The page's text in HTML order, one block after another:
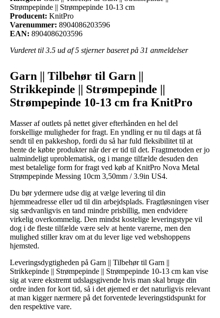
Strømpepinde || Strømpepinde 10-13 cm
Producent: KnitPro
Varenummer: 8904086203596
EAN: 8904086203596
Vurderet til 3.5 ud af 5 stjerner baseret på 31 anmeldelser
Garn || Tilbehør til Garn ||
Strikkepinde || Strømpepinde ||
Strømpepinde 10-13 cm fra KnitPro
Masser af outlets på nettet giver efterhånden en hel del
forskellige muligheder for fragt. En yndling er nu til dags at få
sendt til en pakkeshop, fordi du så har fuld fleksibilitet til at
hente de købte produkter når der er tid til det. Fragtmetoden er jo
ualmindeligt uproblematisk, og i mange tilfælde desuden den
mest betalelige form for fragt ved køb af KnitPro Nova Metal
Strømpepinde Messing 10cm 3,50mm / 3.9in US4.
Du bør ydermere udse dig at vælge levering til din
hjemmeadresse eller ud til din arbejdsplads. Fragtløsningen viser
sig sædvanligvis en tand mindre prisbillig, men endvidere
virkelig overkommelig. Den mindst kostelige leveringstype vil
dog i de fleste tilfælde være selv at hente varerne, men den
mulighed stiller krav om at du lever lige ved webshoppens
hjemsted.
Leveringsdygtigheden på Garn || Tilbehør til Garn ||
Strikkepinde || Strømpepinde || Strømpepinde 10-13 cm kan vise
sig at være ekstremt udslagsgivende hvis man skal bruge din
ordre inden for kort tid, så i det øjemed er det naturligvis relevant
at man kigger nærmere på det forventede leveringstidspunkt for
den respektive vare.